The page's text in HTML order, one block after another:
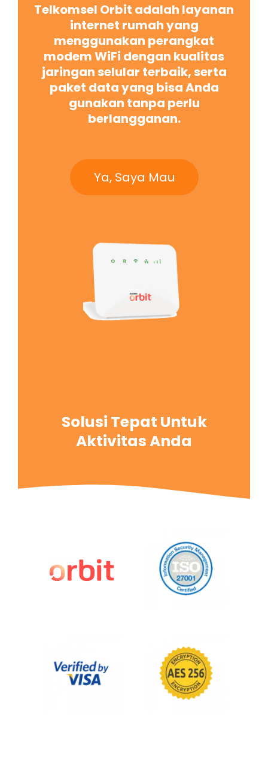
Telkomsel Orbit adalah layanan
internet rumah yang
menggunakan perangkat
modem WiFi dengan kualitas
jaringan selular terbaik, serta
paket data yang bisa Anda
gunakan tanpa perlu
berlangganan.
Ya, Saya Mau
Solusi Tepat Untuk
Aktivitas Anda